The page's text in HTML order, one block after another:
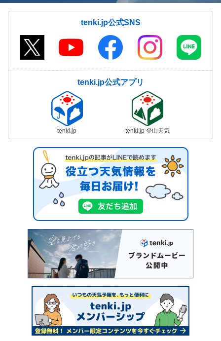
tenki.jp公式SNS
tenki.jp公式アプリ
tenki.jp tenki.jp 登山天気